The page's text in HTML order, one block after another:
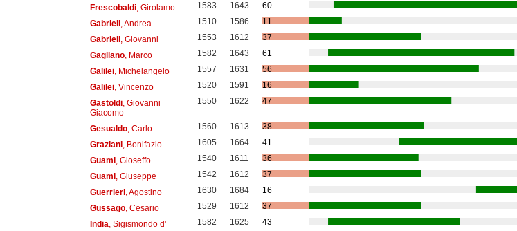
Frescobaldi, Girolamo 1583 1643
60
Gabrieli, Andrea 1510 1586
11
Gabrieli, Giovanni 1553 1612
37
Gagliano, Marco 1582 1643
61
Galilei, Michelangelo 1557 1631
56
Galilei, Vincenzo 1520 1591
16
Gastoldi, Giovanni
Giacomo
1550 1622 47
Gesualdo, Carlo 1560 1613
38
Graziani, Bonifazio 1605 1664
41
Guami, Gioseffo 1540 1611
36
Guami, Giuseppe 1542 1612
37
Guerrieri, Agostino 1630 1684
16
Gussago, Cesario 1529 1612
37
India , Sigismondo d' 1582 1625
43